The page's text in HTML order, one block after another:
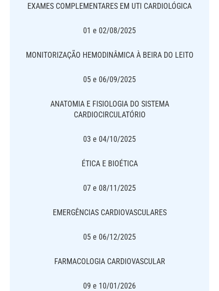
EXAMES COMPLEMENTARES EM UTI CARDIOLÓGICA
01 e 02/08/2025
MONITORIZAÇÃO HEMODINÂMICA À BEIRA DO LEITO
05 e 06/09/2025
ANATOMIA E FISIOLOGIA DO SISTEMA
CARDIOCIRCULATÓRIO
03 e 04/10/2025
ÉTICA E BIOÉTICA
07 e 08/11/2025
EMERGÊNCIAS CARDIOVASCULARES
05 e 06/12/2025
FARMACOLOGIA CARDIOVASCULAR
09 e 10/01/2026